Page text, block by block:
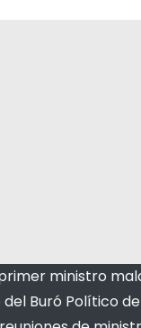
primer ministro
Buró Político